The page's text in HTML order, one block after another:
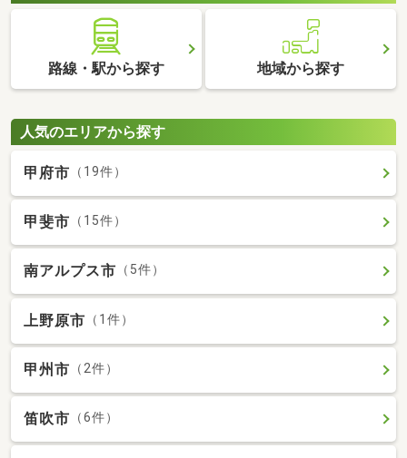
路線・駅から探す 地域から探す
人気のエリアから探す
甲府市 （19件）
甲斐市 （15件）
南アルプス市 （5件）
上野原市 （1件）
甲州市 （2件）
笛吹市 （6件）